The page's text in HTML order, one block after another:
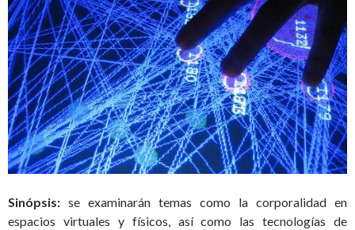
Sinópsis: se examinarán temas como la corporalidad en
espacios virtuales y físicos, así como las tecnologías de